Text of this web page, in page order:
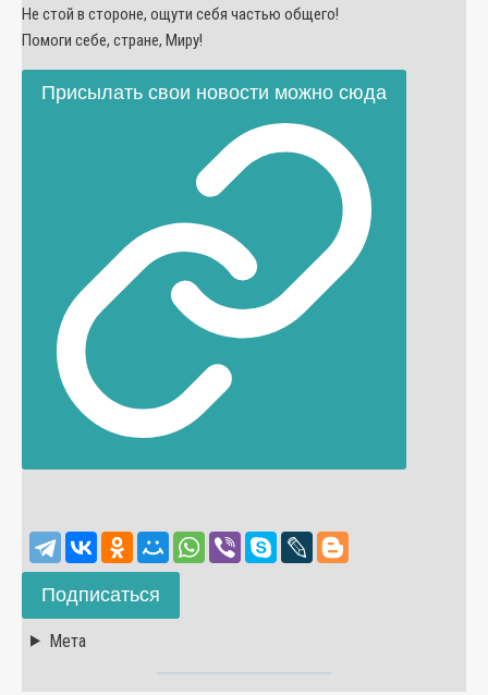
Не стой в стороне, ощути себя частью общего!
Помоги себе, стране, Миру!
Присылать свои новости можно сюда
Подписаться
Мета